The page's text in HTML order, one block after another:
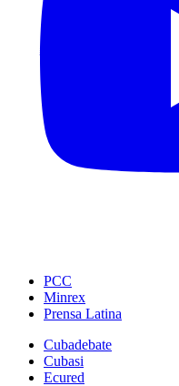
PCC
Minrex
Prensa Latina
Cubadebate
Cubasi
Ecured